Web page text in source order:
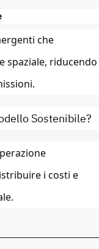
che
spaziale, riducendo
Sostenibile?
i costi e